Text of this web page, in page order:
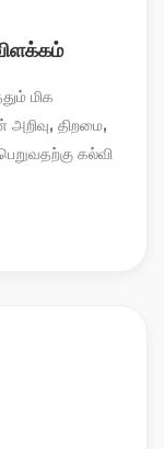
மிக
திறமை,
கல்வி